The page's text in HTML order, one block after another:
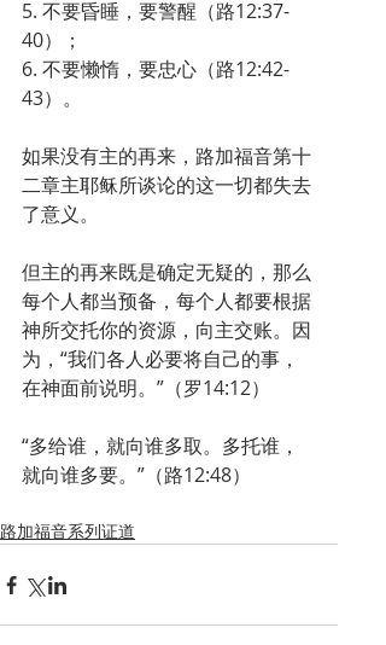
5. 不要昏睡，要警醒（路12:37-
40）；
6. 不要懒惰，要忠心（路12:42-
43）。
如果没有主的再来，路加福音第十
二章主耶稣所谈论的这一切都失去
了意义。
但主的再来既是确定无疑的，那么
每个人都当预备，每个人都要根据
神所交托你的资源，向主交账。因
为，“我们各人必要将自己的事，
在神面前说明。”（罗14:12）
“多给谁，就向谁多取。多托谁，
就向谁多要。”（路12:48）
路加福音系列证道